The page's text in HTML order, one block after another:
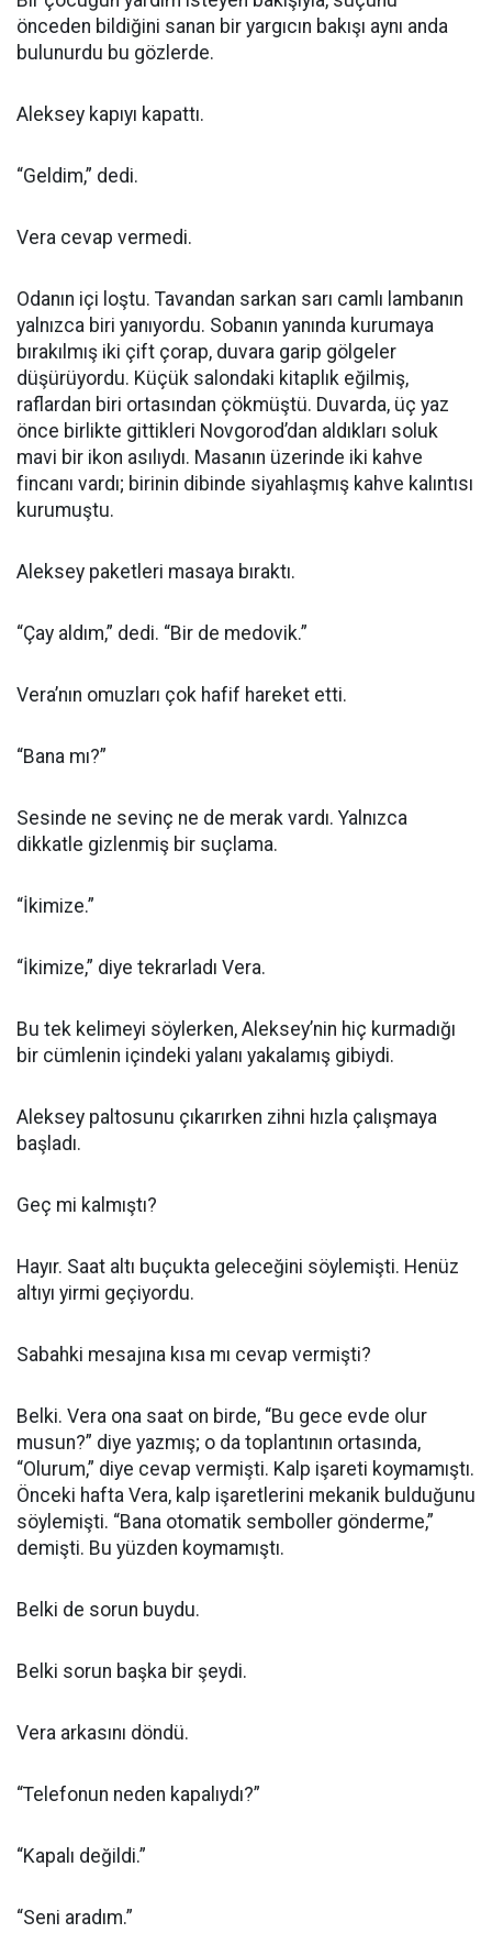
önceden bildiğini sanan bir yargıcın bakışı aynı anda
bulunurdu bu gözlerde.
Aleksey kapıyı kapattı.
“Geldim,” dedi.
Vera cevap vermedi.
Odanın içi loştu. Tavandan sarkan sarı camlı lambanın
yalnızca biri yanıyordu. Sobanın yanında kurumaya
bırakılmış iki çift çorap, duvara garip gölgeler
düşürüyordu. Küçük salondaki kitaplık eğilmiş,
raflardan biri ortasından çökmüştü. Duvarda, üç yaz
önce birlikte gittikleri Novgorod’dan aldıkları soluk
mavi bir ikon asılıydı. Masanın üzerinde iki kahve
fincanı vardı; birinin dibinde siyahlaşmış kahve kalıntısı
kurumuştu.
Aleksey paketleri masaya bıraktı.
“Çay aldım,” dedi. “Bir de medovik.”
Vera’nın omuzları çok hafif hareket etti.
“Bana mı?”
Sesinde ne sevinç ne de merak vardı. Yalnızca
dikkatle gizlenmiş bir suçlama.
“İkimize.”
“İkimize,” diye tekrarladı Vera.
Bu tek kelimeyi söylerken, Aleksey’nin hiç kurmadığı
bir cümlenin içindeki yalanı yakalamış gibiydi.
Aleksey paltosunu çıkarırken zihni hızla çalışmaya
başladı.
Geç mi kalmıştı?
Hayır. Saat altı buçukta geleceğini söylemişti. Henüz
altıyı yirmi geçiyordu.
Sabahki mesajına kısa mı cevap vermişti?
Belki. Vera ona saat on birde, “Bu gece evde olur
musun?” diye yazmış; o da toplantının ortasında,
“Olurum,” diye cevap vermişti. Kalp işareti koymamıştı.
Önceki hafta Vera, kalp işaretlerini mekanik bulduğunu
söylemişti. “Bana otomatik semboller gönderme,”
demişti. Bu yüzden koymamıştı.
Belki de sorun buydu.
Belki sorun başka bir şeydi.
Vera arkasını döndü.
“Telefonun neden kapalıydı?”
“Kapalı değildi.”
“Seni aradım.”